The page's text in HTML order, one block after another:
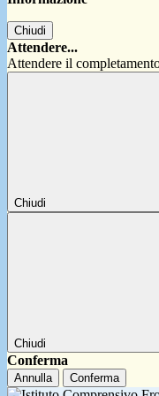
Chiudi
Attendere...
Attendere il
Chiudi
Chiudi
Conferma
Annulla Conferma